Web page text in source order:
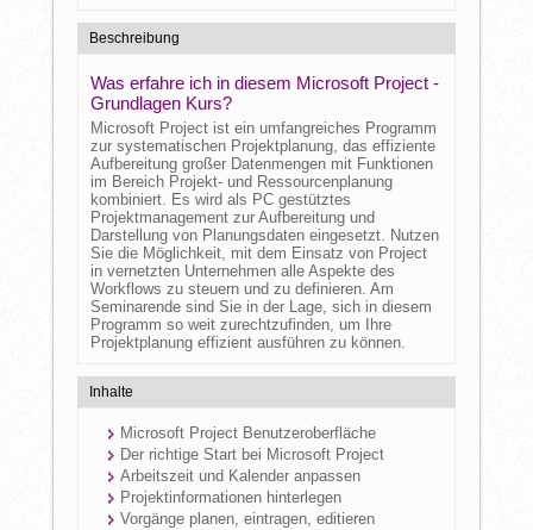
Beschreibung
Was erfahre ich in diesem Microsoft Project -
Grundlagen Kurs?
Microsoft Project ist ein umfangreiches Programm
zur systematischen Projektplanung, das effiziente
Aufbereitung großer Datenmengen mit Funktionen
im Bereich Projekt- und Ressourcenplanung
kombiniert. Es wird als PC gestütztes
Projektmanagement zur Aufbereitung und
Darstellung von Planungsdaten eingesetzt. Nutzen
Sie die Möglichkeit, mit dem Einsatz von Project
in vernetzten Unternehmen alle Aspekte des
Workflows zu steuern und zu definieren. Am
Seminarende sind Sie in der Lage, sich in diesem
Programm so weit zurechtzufinden, um Ihre
Projektplanung effizient ausführen zu können.
Inhalte
Microsoft Project Benutzeroberfläche
Der richtige Start bei Microsoft Project
Arbeitszeit und Kalender anpassen
Projektinformationen hinterlegen
Vorgänge planen, eintragen, editieren